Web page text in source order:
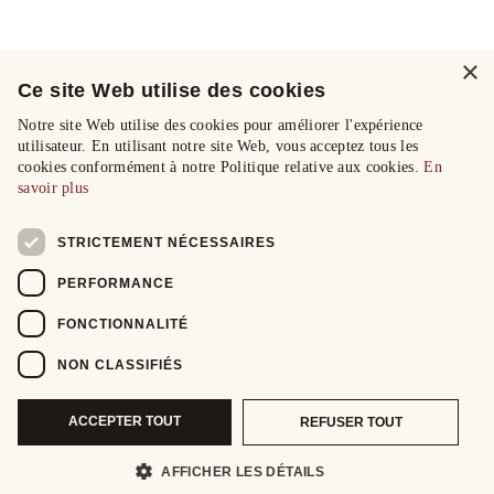
×
Ce site Web utilise des cookies
Notre site Web utilise des cookies pour améliorer l'expérience
utilisateur. En utilisant notre site Web, vous acceptez tous les
cookies conformément à notre Politique relative aux cookies.En
savoir plus
STRICTEMENT NÉCESSAIRES
PERFORMANCE
FONCTIONNALITÉ
NON CLASSIFIÉS
ACCEPTER TOUT REFUSER TOUT
AFFICHER LES DÉTAILS